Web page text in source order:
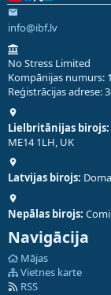
info@ibf.lv
No Stress Limited
Kompānijas numurs:
Reģistrācijas adrese:
Lielbritānijas birojs:
ME14 1LH, UK
Latvijas birojs:
Nepālas birojs:
Navigācija
Mājas
Vietnes karte
RSS